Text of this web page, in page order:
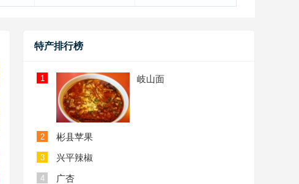
特产排行榜
1 岐山面
2 彬县苹果
3 兴平辣椒
4 广杏